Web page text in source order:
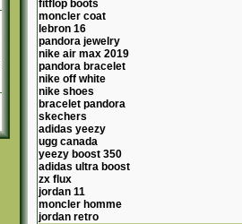
fitflop boots
moncler coat
lebron 16
pandora jewelry
nike air max 2019
pandora bracelet
nike off white
nike shoes
bracelet pandora
skechers
adidas yeezy
ugg canada
yeezy boost 350
adidas ultra boost
zx flux
jordan 11
moncler homme
jordan retro